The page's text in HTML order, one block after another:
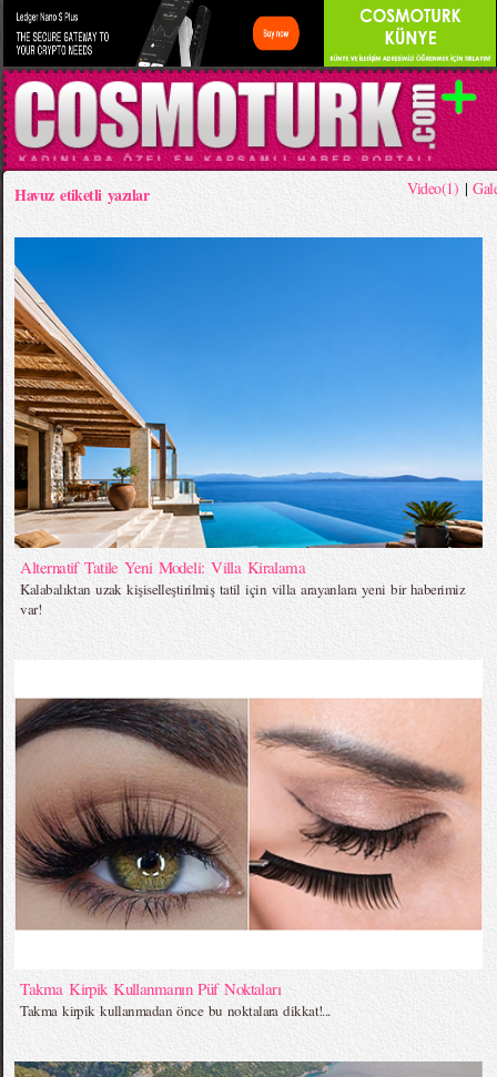
Video(1) |
Havuz etiketli yazılar
Alternatif Tatile Yeni Modeli: Villa Kiralama
Kalabalıktan uzak kişiselleştirilmiş tatil için villa arayanlara yeni bir haberimiz
var!
Takma Kirpik Kullanmanın Püf Noktaları
Takma kirpik kullanmadan önce bu noktalara dikkat!...